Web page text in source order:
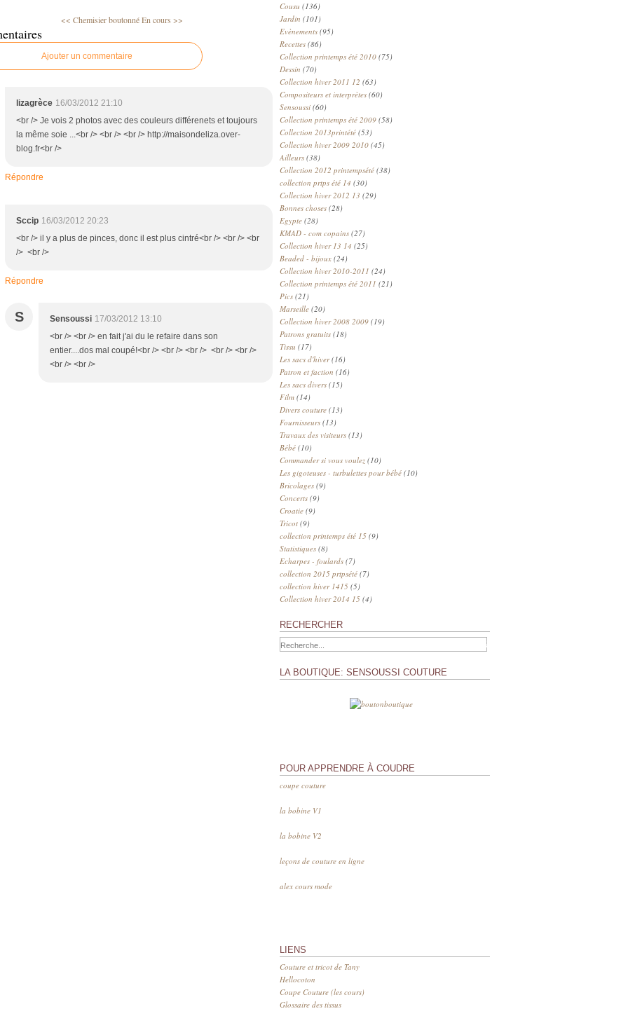
<< Chemisier boutonnéEn cours >>
Ajouter un commentaire
lizagrèce 16/03/2012 21:10
<br /> Je vois 2 photos avec des couleurs différenets et toujours
la même soie ...<br /> <br /> <br /> http://maisondeliza.over-
blog.fr<br />
Répondre
Sccip 16/03/2012 20:23
<br /> il y a plus de pinces, donc il est plus cintré<br /> <br /> <br
/> <br />
Répondre
S Sensoussi 17/03/2012 13:10
<br /> <br /> en fait j'ai du le refaire dans son
entier....dos mal coupé!<br /> <br /> <br /> <br /> <br />
<br /> <br />
Cousu (136)
Jardin (101)
Evènements (95)
Recettes (86)
Collection printemps été 2010 (75)
Dessin (70)
Collection hiver 2011 12 (63)
Compositeurs et interprètes (60)
Sensoussi (60)
Collection printemps été 2009 (58)
Collection 2013printété (53)
Collection hiver 2009 2010 (45)
Ailleurs (38)
Collection 2012 printempsété (38)
collection prtps été 14 (30)
Collection hiver 2012 13 (29)
Bonnes choses (28)
Egypte (28)
KMAD - com copains (27)
Collection hiver 13 14 (25)
Beaded - bijoux (24)
Collection hiver 2010-2011 (24)
Collection printemps été 2011 (21)
Pics (21)
Marseille (20)
Collection hiver 2008 2009 (19)
Patrons gratuits (18)
Tissu (17)
Les sacs d'hiver(16)
Patron et faction (16)
Les sacs divers (15)
Film (14)
Divers couture (13)
Fournisseurs (13)
Travaux des visiteurs (13)
Bébé (10)
Commander si vous voulez (10)
Les gigoteuses - turbulettes pour bébé (10)
Bricolages (9)
Concerts (9)
Croatie (9)
Tricot (9)
collection printemps été 15 (9)
Statistiques (8)
Echarpes - foulards (7)
collection 2015 prtpsété (7)
collection hiver 1415 (5)
Collection hiver 2014 15 (4)
RECHERCHER
LA BOUTIQUE: SENSOUSSI COUTURE
POUR APPRENDRE À COUDRE
coupe couture
la bobine V1
la bobine V2
leçons de couture en ligne
alex cours mode
LIENS
Couture et tricot de Tany
Hellocoton
Coupe Couture (les cours)
Glossaire des tissus